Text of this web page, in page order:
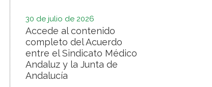
30 de julio de 2026
Accede al contenido
completo del Acuerdo
entre el Sindicato Médico
Andaluz y la Junta de
Andalucía